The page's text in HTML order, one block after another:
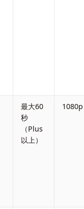
最大60
秒
（Plus
以上）
1080p